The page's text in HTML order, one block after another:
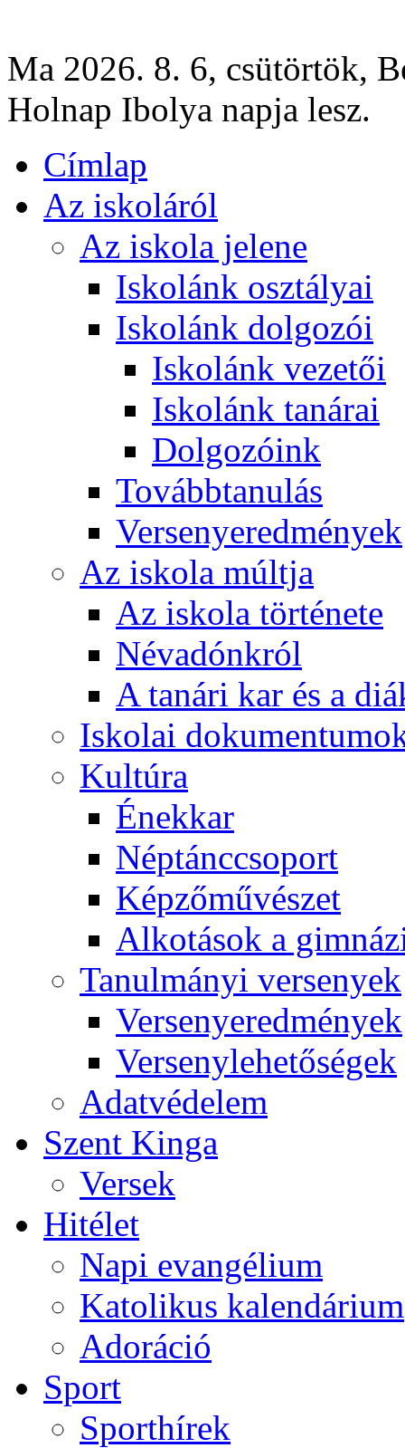
Ma 2026. 8. 6, csütörtök,
Holnap Ibolya napja lesz.
Címlap
Az iskoláról
Az iskola jelene
Iskolánk osztályai
Iskolánk dolgozói
Iskolánk vezetői
Iskolánk tanárai
Dolgozóink
Továbbtanulás
Versenyeredmények
Az iskola múltja
Az iskola története
Névadónkról
A tanári kar és a
Iskolai
Kultúra
Énekkar
Néptánccsoport
Képzőművészet
Alkotások a
Tanulmányi versenyek
Versenyeredmények
Versenylehetőségek
Adatvédelem
Szent Kinga
Versek
Hitélet
Napi evangélium
Katolikus kalendárium
Adoráció
Sport
Sporthírek